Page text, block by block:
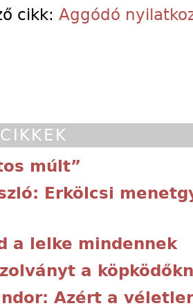
cikk: Aggódó
múlt”
Erkölcsi
a lelke mindennek
a
Azért a